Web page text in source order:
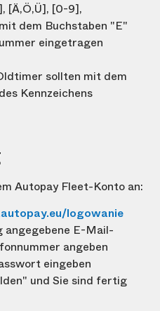
[Ä,Ö,Ü], [0-9],
dem Buchstaben "E"
eingetragen
sollten mit dem
Kennzeichens
Autopay Fleet-Konto an:
logowanie
angegebene E-Mail-
angeben
eingeben
und Sie sind fertig